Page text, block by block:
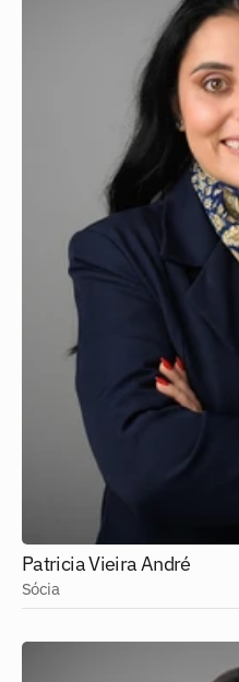
Patricia Vieira André
Sócia